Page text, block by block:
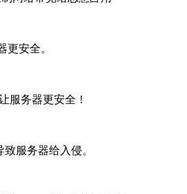
更安全。
服务器更安全！
服务器给入侵。